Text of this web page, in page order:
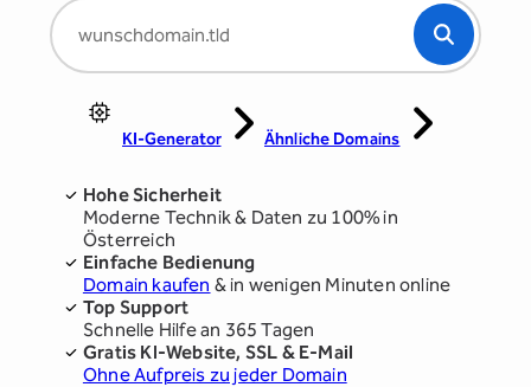
KI-Generator Ähnliche Domains
Hohe Sicherheit
Moderne Technik & Daten zu 100% in
Österreich
Einfache Bedienung
Domain kaufen & in wenigen Minuten online
Top Support
Schnelle Hilfe an 365 Tagen
Gratis KI-Website, SSL & E-Mail
Ohne Aufpreis zu jeder Domain